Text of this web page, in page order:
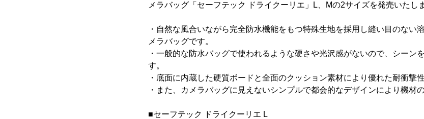
メラバッグ「セーフテック ドライクーリエ」L、Mの2サイズを発売いたし
・自然な風合いながら完全防水機能をもつ特殊生地を採用し縫い目のない
メラバッグです。
・一般的な防水バッグで使われるような硬さや光沢感がないので、シーン
す。
・底面に内蔵した硬質ボードと全面のクッション素材により優れた耐衝撃
・また、カメラバッグに見えないシンプルで都会的なデザインにより機材
■セーフテック ドライクーリエ L